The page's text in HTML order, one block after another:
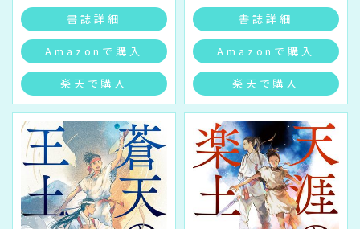
書誌詳細
Amazonで購入
楽天で購入
書誌詳細
Amazonで購入
楽天で購入